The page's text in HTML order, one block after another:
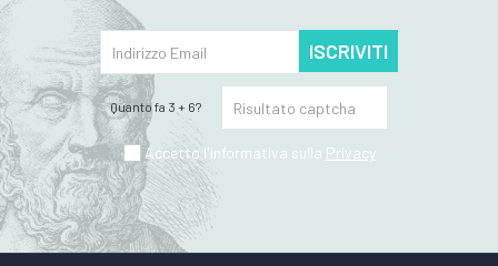
ISCRIVITI
Quanto fa 3 + 6?
Accetto l'informativa sulla Privacy